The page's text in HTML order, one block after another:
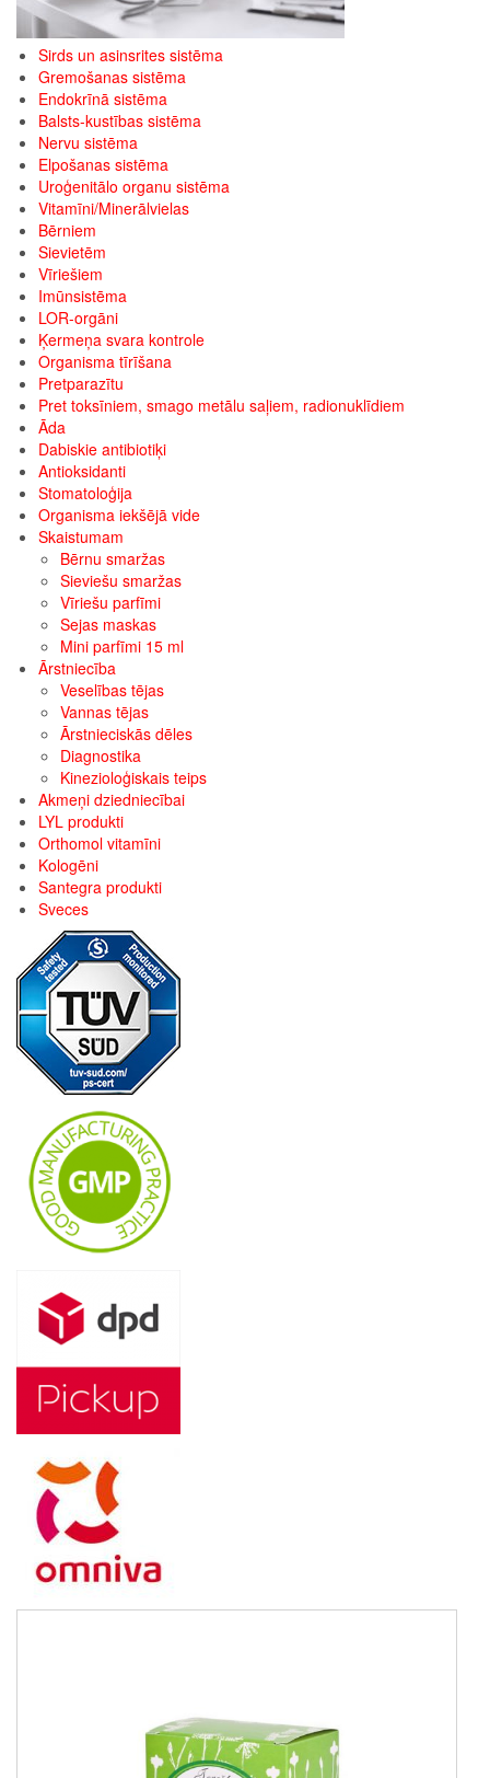
Sirds un asinsrites sistēma
Gremošanas sistēma
Endokrīnā sistēma
Balsts-kustības sistēma
Nervu sistēma
Elpošanas sistēma
Uroģenitālo organu sistēma
Vitamīni/Minerālvielas
Bērniem
Sievietēm
Vīriešiem
Imūnsistēma
LOR-orgāni
Ķermeņa svara kontrole
Organisma tīrīšana
Pretparazītu
Pret toksīniem, smago metālu saļiem, radionuklīdiem
Āda
Dabiskie antibiotiķi
Antioksidanti
Stomatoloģija
Organisma iekšējā vide
Skaistumam
Bērnu smaržas
Sieviešu smaržas
Vīriešu parfīmi
Sejas maskas
Mini parfīmi 15 ml
Ārstniecība
Veselības tējas
Vannas tējas
Ārstnieciskās dēles
Diagnostika
Kinezioloģiskais teips
Akmeņi dziedniecībai
LYL produkti
Orthomol vitamīni
Kologēni
Santegra produkti
Sveces